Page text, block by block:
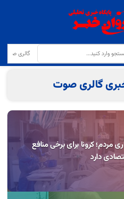
در نانوایی‌ها با جدیت دنبال می‌شود
گالری صوت
مردم؛ کرونا برای برخی منافع
دارد